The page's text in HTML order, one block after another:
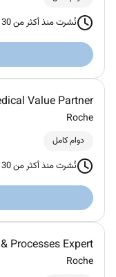
نُشرت منذ أكثر من 30 يومًا
Value Partner
Roche
دوام كامل
نُشرت منذ أكثر من 30 يومًا
Processes Expert
Roche